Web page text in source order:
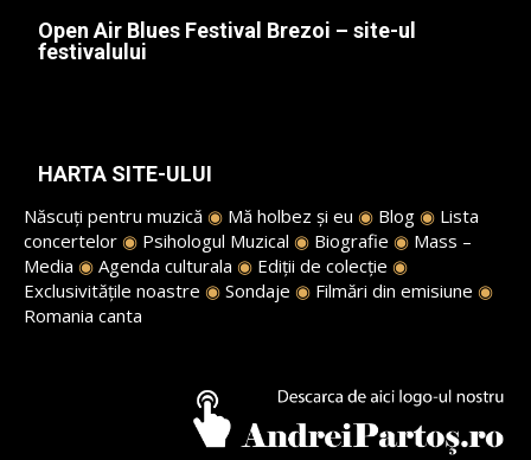
Open Air Blues Festival Brezoi – site-ul
festivalului
HARTA SITE-ULUI
Născuți pentru muzică ◉ Mă holbez și eu ◉ Blog ◉ Lista
concertelor ◉ Psihologul Muzical ◉ Biografie ◉ Mass –
Media ◉ Agenda culturala ◉ Ediții de colecție ◉
Exclusivitățile noastre ◉ Sondaje ◉ Filmări din emisiune ◉
Romania canta